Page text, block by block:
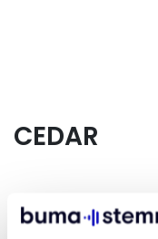
CEDAR
CEDARstaat voor
en aanverwante